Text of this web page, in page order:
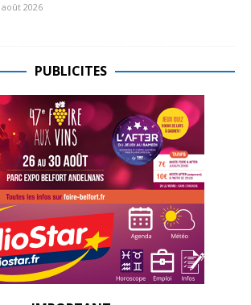
août 2026
PUBLICITES